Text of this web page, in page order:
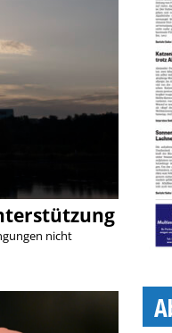
nicht